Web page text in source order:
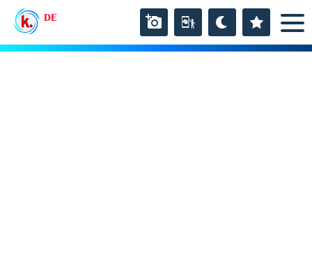
DE